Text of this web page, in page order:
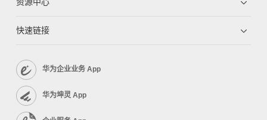
快速链接
华为企业业务 App
华为坤灵 App